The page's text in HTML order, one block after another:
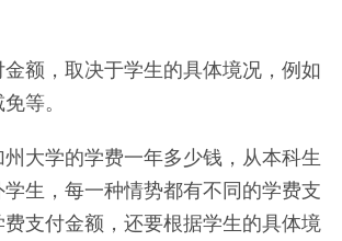
额，取决于学生的具体境况，例如
等。
大学的学费一年多少钱，从本科生
生，每一种情势都有不同的学费支
支付金额，还要根据学生的具体境